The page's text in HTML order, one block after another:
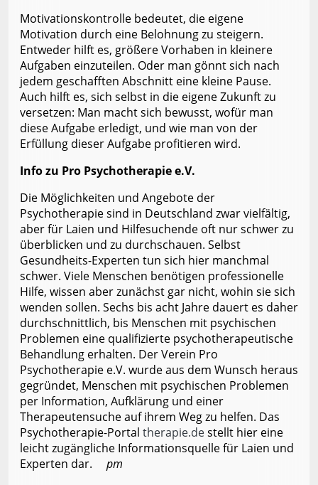
Motivationskontrolle bedeutet, die eigene
Motivation durch eine Belohnung zu steigern.
Entweder hilft es, größere Vorhaben in kleinere
Aufgaben einzuteilen. Oder man gönnt sich nach
jedem geschafften Abschnitt eine kleine Pause.
Auch hilft es, sich selbst in die eigene Zukunft zu
versetzen: Man macht sich bewusst, wofür man
diese Aufgabe erledigt, und wie man von der
Erfüllung dieser Aufgabe profitieren wird.
Info zu Pro Psychotherapie e.V.
Die Möglichkeiten und Angebote der
Psychotherapie sind in Deutschland zwar vielfältig,
aber für Laien und Hilfesuchende oft nur schwer zu
überblicken und zu durchschauen. Selbst
Gesundheits-Experten tun sich hier manchmal
schwer. Viele Menschen benötigen professionelle
Hilfe, wissen aber zunächst gar nicht, wohin sie sich
wenden sollen. Sechs bis acht Jahre dauert es daher
durchschnittlich, bis Menschen mit psychischen
Problemen eine qualifizierte psychotherapeutische
Behandlung erhalten. Der Verein Pro
Psychotherapie e.V. wurde aus dem Wunsch heraus
gegründet, Menschen mit psychischen Problemen
per Information, Aufklärung und einer
Therapeutensuche auf ihrem Weg zu helfen. Das
Psychotherapie-Portal therapie.destellt hier eine
leicht zugängliche Informationsquelle für Laien und
Experten dar. pm